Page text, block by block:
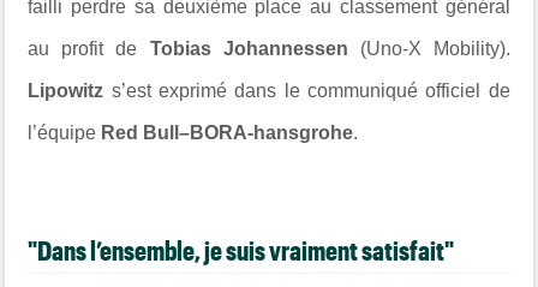
failli perdre sa deuxième place au classement général
au profit de Tobias Johannessen (Uno-X Mobility).
Lipowitz s’est exprimé dans le communiqué officiel de
l’équipe Red Bull–BORA-hansgrohe.
"Dans l’ensemble, je suis vraiment satisfait"